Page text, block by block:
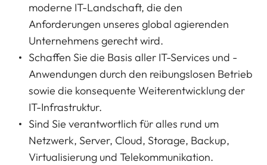
moderne IT-Landschaft, die den
Anforderungen unseres global agierenden
Unternehmens gerecht wird.
Schaffen Sie die Basis aller IT-Services und -
Anwendungen durch den reibungslosen Betrieb
sowie die konsequente Weiterentwicklung der
IT-Infrastruktur.
Sind Sie verantwortlich für alles rund um
Netzwerk, Server, Cloud, Storage, Backup,
Virtualisierung und Telekommunikation.